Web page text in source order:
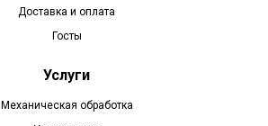
Доставка и оплата
Госты
Услуги
Механическая обработка